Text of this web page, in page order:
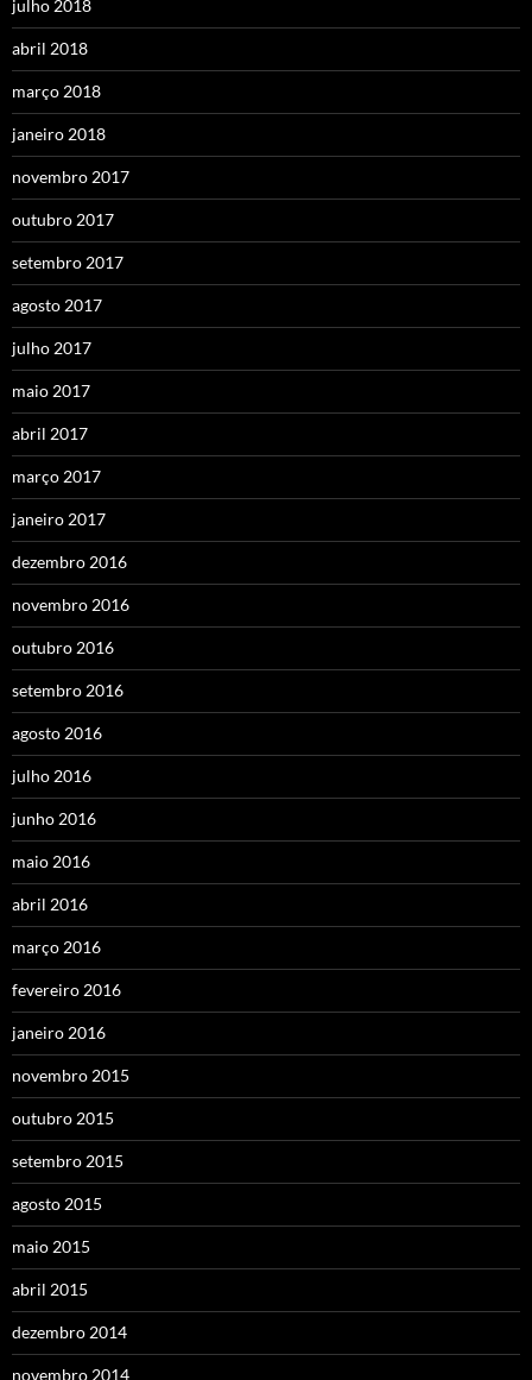
julho 2018
abril 2018
março 2018
janeiro 2018
novembro 2017
outubro 2017
setembro 2017
agosto 2017
julho 2017
maio 2017
abril 2017
março 2017
janeiro 2017
dezembro 2016
novembro 2016
outubro 2016
setembro 2016
agosto 2016
julho 2016
junho 2016
maio 2016
abril 2016
março 2016
fevereiro 2016
janeiro 2016
novembro 2015
outubro 2015
setembro 2015
agosto 2015
maio 2015
abril 2015
dezembro 2014
novembro 2014